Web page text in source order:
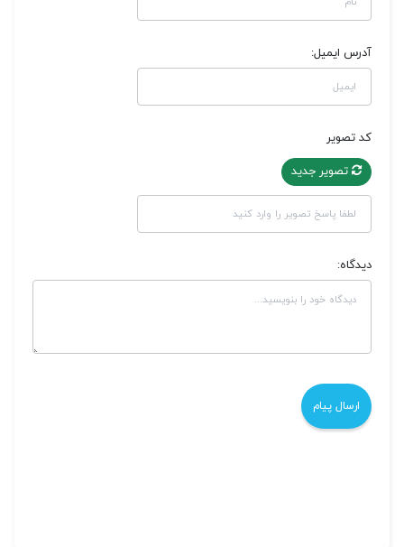
آدرس ایمیل:
کد تصویر
تصویر جدید
دیدگاه: